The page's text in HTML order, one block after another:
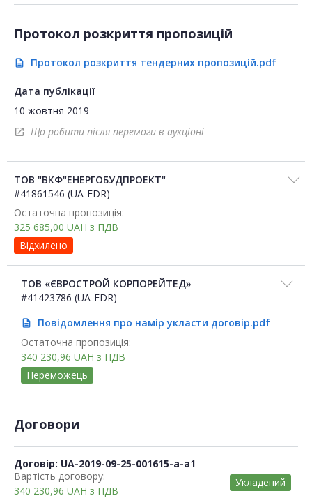
Протокол розкриття пропозицій
description Протокол розкриття тендерних пропозицій.pdf
Дата публікації
10 жовтня 2019
open_in_new Що робити після перемоги в аукціоні
ТОВ "ВКФ"ЕНЕРГОБУДПРОЕКТ"
#41861546 (UA-EDR)
Остаточна пропозиція:
325 685,00 UAH з ПДВ
Відхилено
ТОВ «ЄВРОСТРОЙ КОРПОРЕЙТЕД»
#41423786 (UA-EDR)
description
Повідомлення про намір укласти договір.pdf
Остаточна пропозиція:
340 230,96 UAH з ПДВ
Переможець
Договори
Договір: UA-2019-09-25-001615-a-a1
Вартість договору:
340 230,96 UAH з ПДВ
Укладений